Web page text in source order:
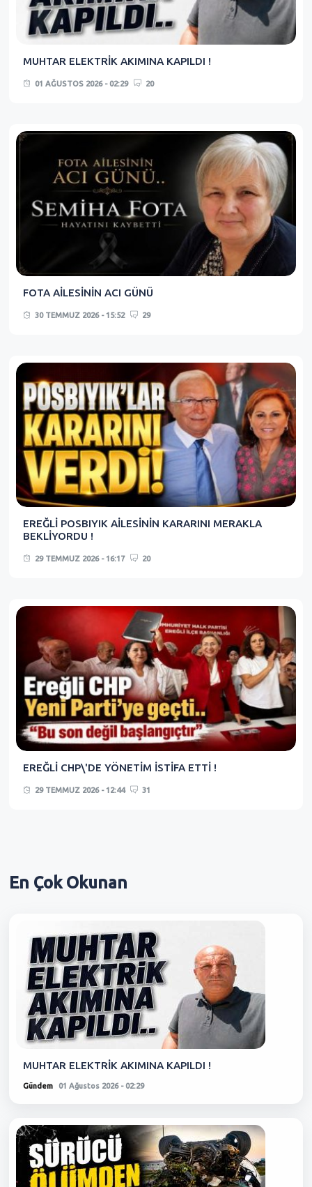
MUHTAR ELEKTRİK AKIMINA KAPILDI !
01 AĞUSTOS 2026 - 02:29 20
FOTA AİLESİNİN ACI GÜNÜ
30 TEMMUZ 2026 - 15:52 29
EREĞLİ POSBIYIK AİLESİNİN KARARINI MERAKLA
BEKLİYORDU !
29 TEMMUZ 2026 - 16:17 20
EREĞLİ CHP\'DE YÖNETİM İSTİFA ETTİ !
29 TEMMUZ 2026 - 12:44 31
En ÇokOkunan
MUHTAR ELEKTRİK AKIMINA KAPILDI !
Gündem 01 Ağustos 2026 - 02:29